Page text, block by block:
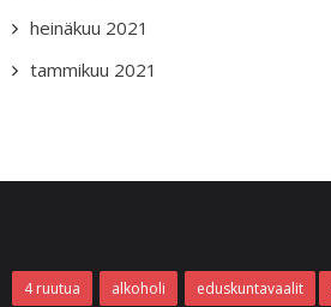
heinäkuu 2021
tammikuu 2021
4 ruutua alkoholi eduskuntavaalit